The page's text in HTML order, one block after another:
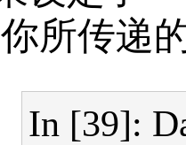
所传递
In [39]: